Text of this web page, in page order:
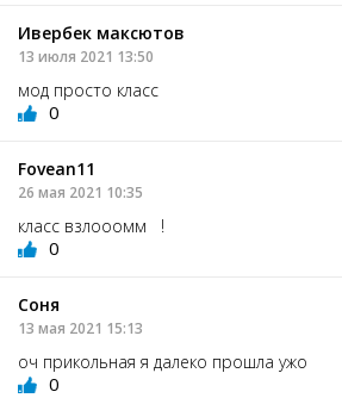
Ивербек максютов
13 июля 2021 13:50
мод просто класс
0
Fovean11
26 мая 2021 10:35
класс взлооомм !
0
Соня
13 мая 2021 15:13
оч прикольная я далеко прошла ужо
0